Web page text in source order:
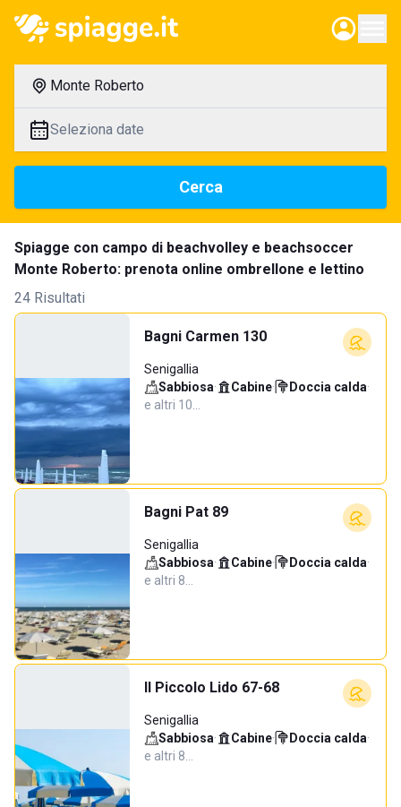
Monte Roberto
Seleziona date
Cerca
Spiagge con campo di beachvolley e beachsoccer
Monte Roberto: prenota online ombrellone e lettino
24 Risultati
Bagni Carmen 130
Senigallia
Sabbiosa· Cabine· Doccia calda·
e altri 10…
Bagni Pat 89
Senigallia
Sabbiosa· Cabine· Doccia calda·
e altri 8…
Il Piccolo Lido 67-68
Senigallia
Sabbiosa· Cabine· Doccia calda·
e altri 8…